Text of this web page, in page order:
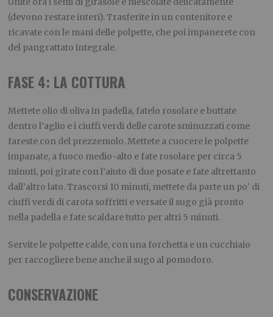
(devono restare interi). Trasferite in un contenitore e
ricavate con le mani delle polpette, che poi impanerete con
del pangrattato integrale.
FASE 4: LA COTTURA
Mettete olio di oliva in padella, fatelo rosolare e buttate
dentro l’aglio e i ciuffi verdi delle carote sminuzzati come
fareste con del prezzemolo. Mettete a cuocere le polpette
impanate, a fuoco medio-alto e fate rosolare per circa 5
minuti, poi girate con l’aiuto di due posate e fate altrettanto
dall’altro lato. Trascorsi 10 minuti, mettete da parte un po’ di
ciuffi verdi di carota soffritti e versate il sugo già pronto
nella padella e fate scaldare tutto per altri 5 minuti.
Servite le polpette calde, con una forchetta e un cucchiaio
per raccogliere bene anche il sugo al pomodoro.
CONSERVAZIONE